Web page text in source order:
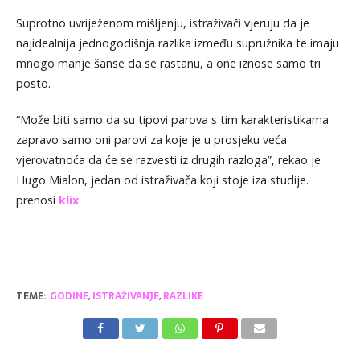
Suprotno uvriježenom mišljenju, istraživači vjeruju da je
najidealnija jednogodišnja razlika između supružnika te imaju
mnogo manje šanse da se rastanu, a one iznose samo tri
posto.
“Može biti samo da su tipovi parova s tim karakteristikama
zapravo samo oni parovi za koje je u prosjeku veća
vjerovatnoća da će se razvesti iz drugih razloga”, rekao je
Hugo Mialon, jedan od istraživača koji stoje iza studije.
prenosi klix
TEME: GODINE, ISTRAŽIVANJE, RAZLIKE